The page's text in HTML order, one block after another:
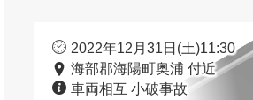
2022年12月31日(土)11:30
海部郡海陽町奥浦 付近
車両相互 小破事故